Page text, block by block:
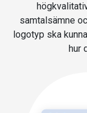
samtalsämne
logotyp ska
hur